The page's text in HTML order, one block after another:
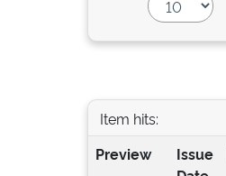
Item hits:
Preview
Issue